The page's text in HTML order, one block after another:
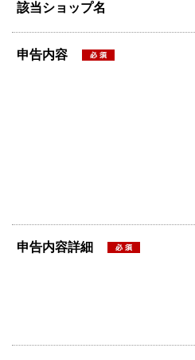
該当ショップ名
申告内容
申告内容詳細